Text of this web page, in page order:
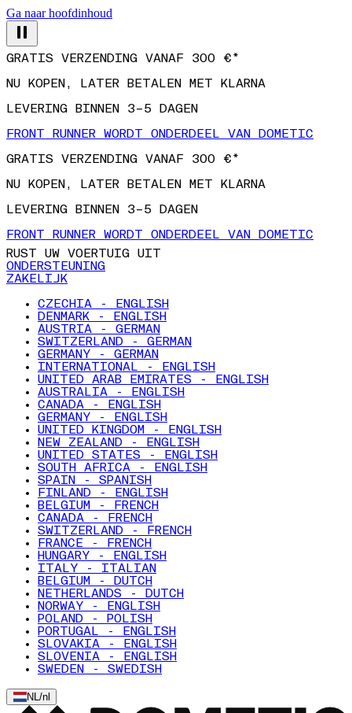
Ga naar hoofdinhoud
NU KOPEN, LATER BETALEN MET KLARNA
LEVERING BINNEN 3–5 DAGEN
FRONT RUNNER WORDT ONDERDEEL VAN DOMETIC
GRATIS VERZENDING VANAF 300 €*
NU KOPEN, LATER BETALEN MET KLARNA
LEVERING BINNEN 3–5 DAGEN
FRONT RUNNER WORDT ONDERDEEL VAN DOMETIC
RUST UW VOERTUIG UIT
ONDERSTEUNING
ZAKELIJK
CZECHIA - ENGLISH
DENMARK - ENGLISH
AUSTRIA - GERMAN
SWITZERLAND - GERMAN
GERMANY - GERMAN
INTERNATIONAL - ENGLISH
UNITED ARAB EMIRATES - ENGLISH
AUSTRALIA - ENGLISH
CANADA - ENGLISH
GERMANY - ENGLISH
UNITED KINGDOM - ENGLISH
NEW ZEALAND - ENGLISH
UNITED STATES - ENGLISH
SOUTH AFRICA - ENGLISH
SPAIN - SPANISH
FINLAND - ENGLISH
BELGIUM - FRENCH
CANADA - FRENCH
SWITZERLAND - FRENCH
FRANCE - FRENCH
HUNGARY - ENGLISH
ITALY - ITALIAN
BELGIUM - DUTCH
NETHERLANDS - DUTCH
NORWAY - ENGLISH
POLAND - POLISH
PORTUGAL - ENGLISH
SLOVAKIA - ENGLISH
SLOVENIA - ENGLISH
SWEDEN - SWEDISH
NL/nl